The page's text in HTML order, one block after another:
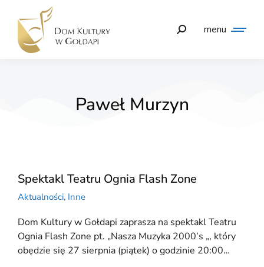
menu
Paweł Murzyn
Spektakl Teatru Ognia Flash Zone
Aktualności, Inne
Dom Kultury w Gołdapi zaprasza na spektakl Teatru
Ognia Flash Zone pt. „Nasza Muzyka 2000’s „, który
obędzie się 27 sierpnia (piątek) o godzinie 20:00…